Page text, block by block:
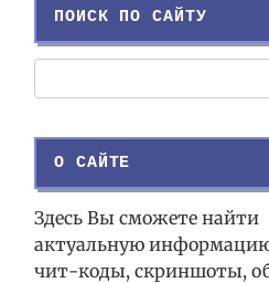
ПОИСК ПО САЙТУ
О САЙТЕ
Здесь Вы сможете найти
актуальную
чит-коды, скриншоты,